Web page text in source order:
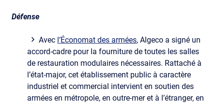
Défense
Avec l’Économat des armées, Algeco a signé un
accord-cadre pour la fourniture de toutes les salles
de restauration modulaires nécessaires. Rattaché à
l’état-major, cet établissement public à caractère
industriel et commercial intervient en soutien des
armées en métropole, en outre-mer et à l’étranger, en